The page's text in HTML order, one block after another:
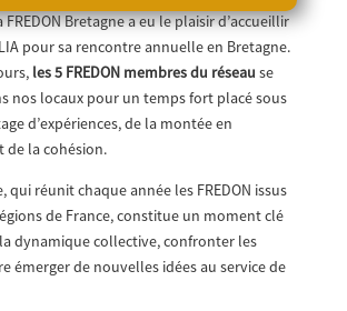
Bretagne a eu le plaisir d’accueillir
pour sa rencontre annuelle en Bretagne.
les 5 FREDON membres du réseau se
nos locaux pour un temps fort placé sous
d’expériences, de la montée en
de la cohésion.
qui réunit chaque année les FREDON issus
de France, constitue un moment clé
dynamique collective, confronter les
émerger de nouvelles idées au service de